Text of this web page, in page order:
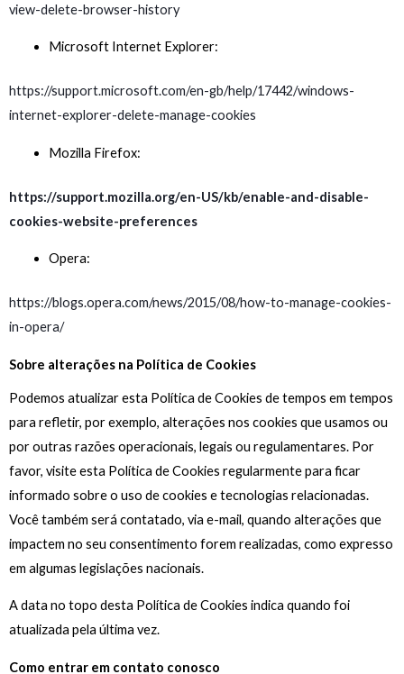
view-delete-browser-history
Microsoft Internet Explorer:
https://support.microsoft.com/en-gb/help/17442/windows-
internet-explorer-delete-manage-cookies
Mozilla Firefox:
https://support.mozilla.org/en-US/kb/enable-and-disable-
cookies-website-preferences
Opera:
https://blogs.opera.com/news/2015/08/how-to-manage-cookies-
in-opera/
Sobre alterações na Política de Cookies
Podemos atualizar esta Política de Cookies de tempos em tempos
para refletir, por exemplo, alterações nos cookies que usamos ou
por outras razões operacionais, legais ou regulamentares. Por
favor, visite esta Política de Cookies regularmente para ficar
informado sobre o uso de cookies e tecnologias relacionadas.
Você também será contatado, via e-mail, quando alterações que
impactem no seu consentimento forem realizadas, como expresso
em algumas legislações nacionais.
A data no topo desta Política de Cookies indica quando foi
atualizada pela última vez.
Como entrar em contato conosco